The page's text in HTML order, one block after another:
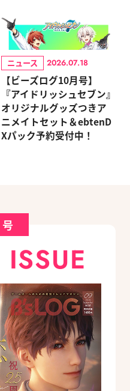
ニュース 2026.07.18
【ビーズログ10月号】
『アイドリッシュセブン』
オリジナルグッズつきア
ニメイトセット＆ebtenD
Xパック予約受付中！
ISSUE